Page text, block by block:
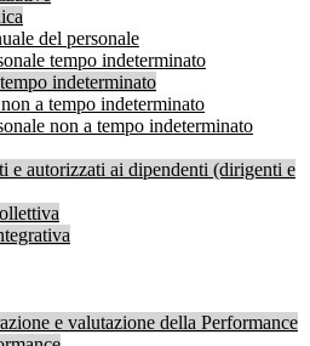
del personale
tempo indeterminato
indeterminato
a tempo indeterminato
non a tempo indeterminato
e autorizzati ai dipendenti (dirigenti e
e valutazione della Performance